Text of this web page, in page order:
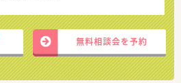
無料相談会を予約